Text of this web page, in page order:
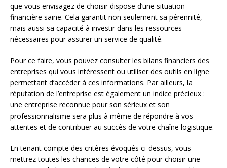
que vous envisagez de choisir dispose d’une situation
financière saine. Cela garantit non seulement sa pérennité,
mais aussi sa capacité à investir dans les ressources
nécessaires pour assurer un service de qualité.
Pour ce faire, vous pouvez consulter les bilans financiers des
entreprises qui vous intéressent ou utiliser des outils en ligne
permettant d’accéder à ces informations. Par ailleurs, la
réputation de l’entreprise est également un indice précieux :
une entreprise reconnue pour son sérieux et son
professionnalisme sera plus à même de répondre à vos
attentes et de contribuer au succès de votre chaîne logistique.
En tenant compte des critères évoqués ci-dessus, vous
mettrez toutes les chances de votre côté pour choisir une